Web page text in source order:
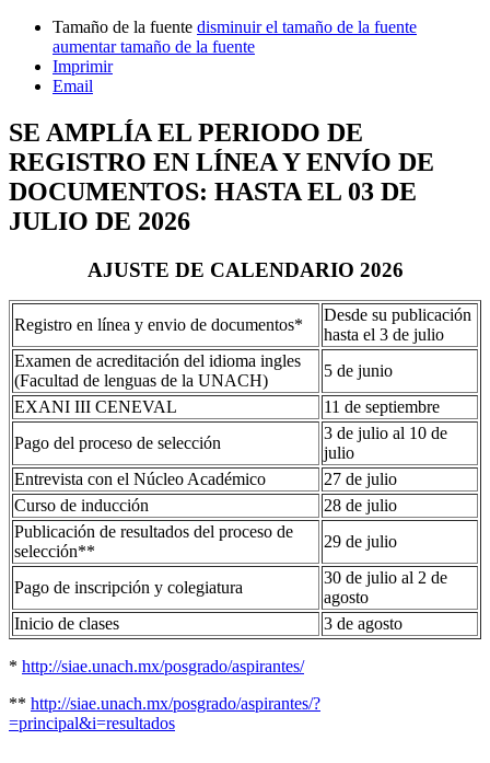
Tamaño de la fuente disminuir el tamaño de la fuente
aumentar tamaño de la fuente
Imprimir
Email
SE AMPLÍA EL PERIODO DE
REGISTRO EN LÍNEA Y ENVÍO DE
DOCUMENTOS: HASTA EL 03 DE
JULIO DE 2026
AJUSTE DE CALENDARIO 2026
Registro en línea y envio de documentos*
Desde su publicación
hasta el 3 de julio
Examen de acreditación del idioma ingles
(Facultad de lenguas de la UNACH)
5 de junio
EXANI III CENEVAL
11 de septiembre
Pago del proceso de selección
3 de julio al 10 de
julio
Entrevista con el Núcleo Académico
27 de julio
Curso de inducción
28 de julio
Publicación de resultados del proceso de
selección**
29 de julio
Pago de inscripción y colegiatura
30 de julio al 2 de
agosto
Inicio de clases
3 de agosto
* http://siae.unach.mx/posgrado/aspirantes/
** http://siae.unach.mx/posgrado/aspirantes/?
=principal&i=resultados